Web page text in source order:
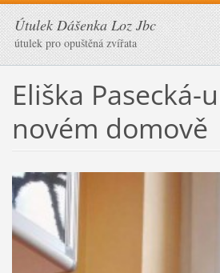
Útulek Dášenka Loz Jbc
útulek pro opuštěná zvířata
Eliška Pasecká-
novém domově